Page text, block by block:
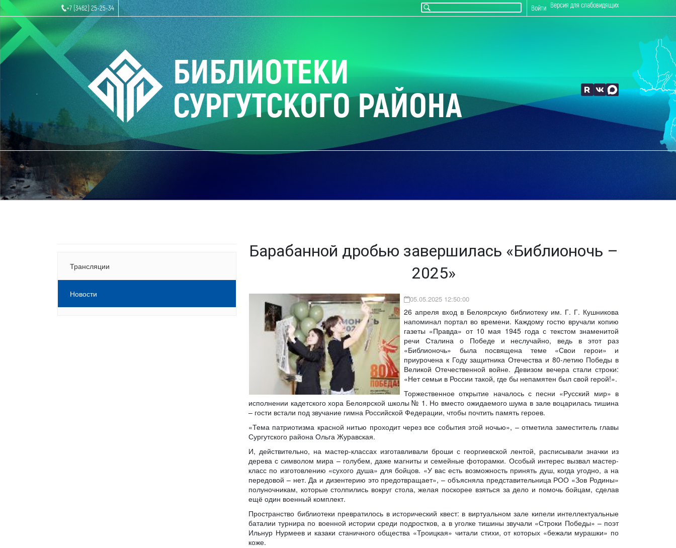
+7 (3462) 25-25-34 Версия для слабовидящих
Войти
БИБЛИОТЕКИ
СУРГУТСКОГО РАЙОНА
Трансляции
Новости
Барабанной дробью завершилась «Библионочь –
2025»
05.05.2025 12:50:00
26 апреля вход в Белоярскую библиотеку им. Г. Г. Кушникова
напоминал портал во времени. Каждому гостю вручали копию
газеты «Правда» от 10 мая 1945 года с текстом знаменитой
речи Сталина о Победе и неслучайно, ведь в этот раз
«Библионочь» была посвящена теме «Свои герои» и
приурочена к Году защитника Отечества и 80-летию Победы в
Великой Отечественной войне. Девизом вечера стали строки:
«Нет семьи в России такой, где бы непамятен был свой герой!».
Торжественное открытие началось с песни «Русский мир» в
исполнении кадетского хора Белоярской школы № 1. Но вместо ожидаемого шума в зале воцарилась тишина
– гости встали под звучание гимна Российской Федерации, чтобы почтить память героев.
«Тема патриотизма красной нитью проходит через все события этой ночью», – отметила заместитель главы
Сургутского района Ольга Журавская.
И, действительно, на мастер-классах изготавливали броши с георгиевской лентой, расписывали значки из
дерева с символом мира – голубем, даже магниты и семейные фоторамки. Особый интерес вызвал мастер-
класс по изготовлению «сухого душа» для бойцов. «У вас есть возможность принять душ, когда угодно, а на
передовой – нет. Да и дизентерию это предотвращает», – объясняла представительница РОО «Зов Родины»
полуночникам, которые столпились вокруг стола, желая поскорее взяться за дело и помочь бойцам, сделав
ещё один военный комплект.
Пространство библиотеки превратилось в исторический квест: в виртуальном зале кипели интеллектуальные
баталии турнира по военной истории среди подростков, а в уголке тишины звучали «Строки Победы» – поэт
Ильнур Нурмеев и казаки станичного общества «Троицкая» читали стихи, от которых «бежали мурашки» по
коже.